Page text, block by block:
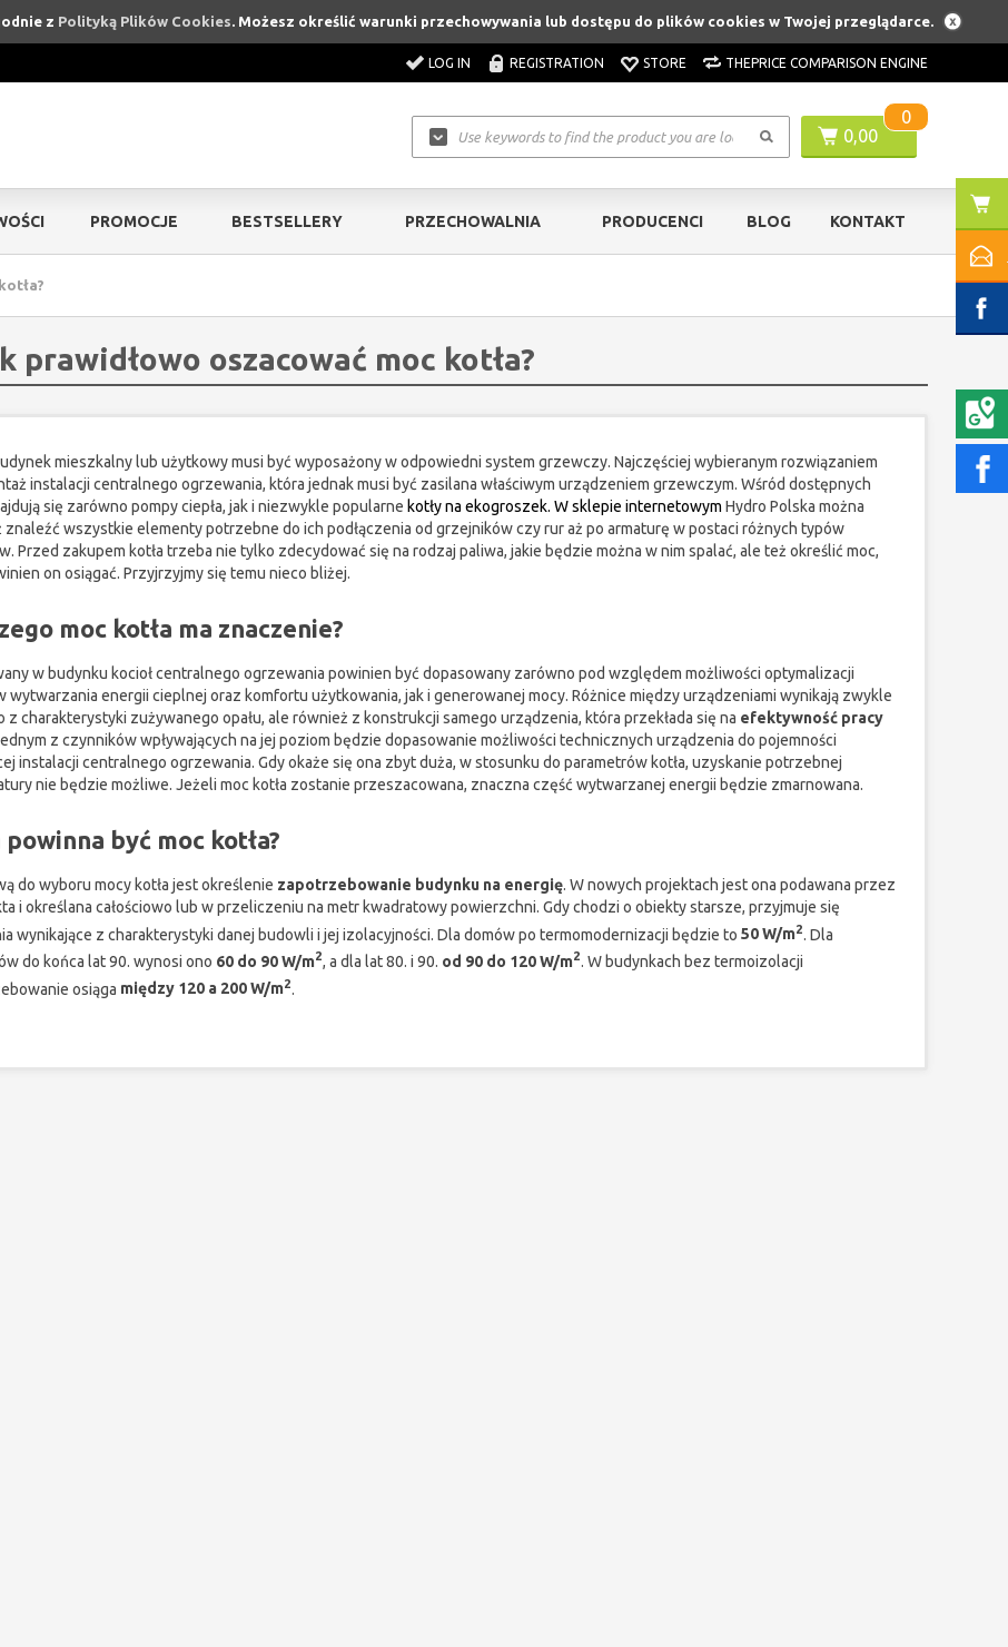
z Polityką Plików Cookies. Możesz określić warunki przechowywania lub dostępu do plików cookies w Twojej przeglądarce.
LOG IN REGISTRATION STORE THEPRICE COMPARISON ENGINE
0,00
0
PROMOCJE BESTSELLERY PRZECHOWALNIA PRODUCENCI BLOG KONTAKT
prawidłowo oszacować moc kotła?
mieszkalny lub użytkowy musi być wyposażony w odpowiedni system grzewczy. Najczęściej wybieranym rozwiązaniem
instalacji centralnego ogrzewania, która jednak musi być zasilana właściwym urządzeniem grzewczym. Wśród dostępnych
się zarówno pompy ciepła, jak i niezwykle popularne kotły na ekogroszek. W sklepie internetowym Hydro Polska można
znaleźć wszystkie elementy potrzebne do ich podłączenia od grzejników czy rur aż po armaturę w postaci różnych typów
Przed zakupem kotła trzeba nie tylko zdecydować się na rodzaj paliwa, jakie będzie można w nim spalać, ale też określić moc,
on osiągać. Przyjrzyjmy się temu nieco bliżej.
moc kotła ma znaczenie?
w budynku kocioł centralnego ogrzewania powinien być dopasowany zarówno pod względem możliwości optymalizacji
wytwarzania energii cieplnej oraz komfortu użytkowania, jak i generowanej mocy. Różnice między urządzeniami wynikają zwykle
z charakterystyki zużywanego opału, ale również z konstrukcji samego urządzenia, która przekłada się na efektywność pracy
z czynników wpływających na jej poziom będzie dopasowanie możliwości technicznych urządzenia do pojemności
instalacji centralnego ogrzewania. Gdy okaże się ona zbyt duża, w stosunku do parametrów kotła, uzyskanie potrzebnej
nie będzie możliwe. Jeżeli moc kotła zostanie przeszacowana, znaczna część wytwarzanej energii będzie zmarnowana.
powinna być moc kotła?
do wyboru mocy kotła jest określenie zapotrzebowanie budynku na energię. W nowych projektach jest ona podawana przez
i określana całościowo lub w przeliczeniu na metr kwadratowy powierzchni. Gdy chodzi o obiekty starsze, przyjmuje się
wynikające z charakterystyki danej budowli i jej izolacyjności. Dla domów po termomodernizacji będzie to 50 W/m2. Dla
do końca lat 90. wynosi ono 60 do 90 W/m2, a dla lat 80. i 90. od 90 do 120 W/m2. W budynkach bez termoizolacji
osiąga między 120 a 200 W/m2.